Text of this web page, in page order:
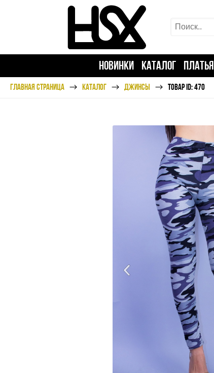
НОВИНКИ КАТАЛОГ ПЛАТЬЯ
ГЛАВНАЯ СТРАНИЦА КАТАЛОГ ДЖИНСЫ ТОВАР ID: 470